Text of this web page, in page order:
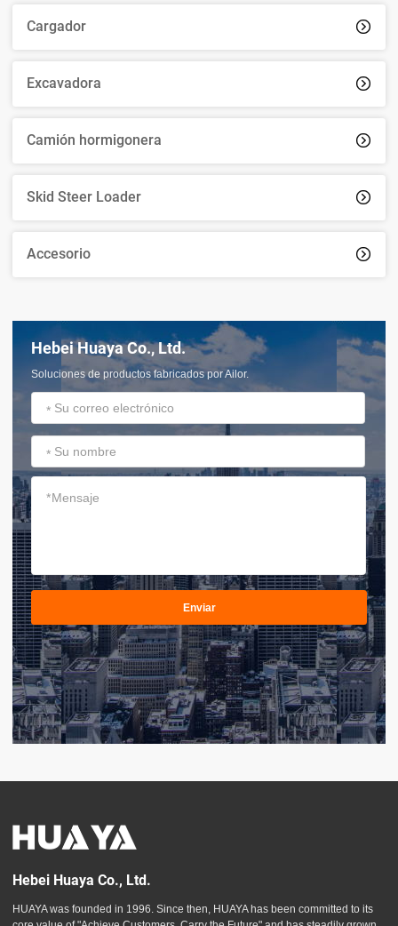
Cargador 
Excavadora 
Camión hormigonera 
Skid Steer Loader 
Accesorio 
Hebei Huaya Co., Ltd.
Soluciones de productos fabricados por Ailor.
*
*
*
Enviar
Hebei Huaya Co., Ltd.
HUAYA was founded in 1996. Since then, HUAYA has been committed to its